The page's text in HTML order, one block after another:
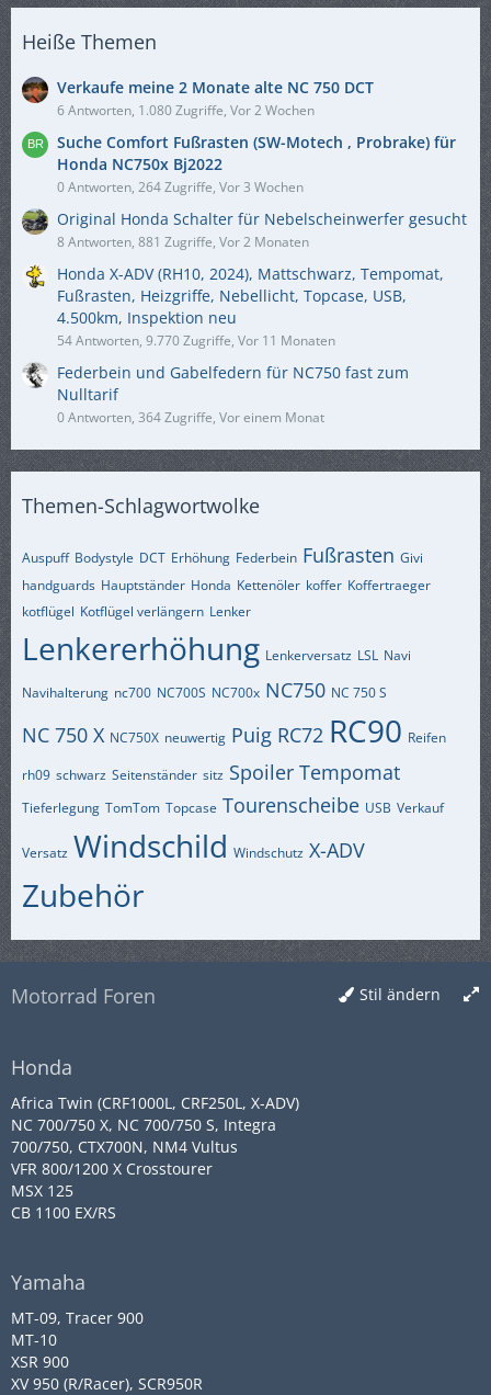
Heiße Themen
Verkaufe meine 2 Monate alte NC 750 DCT
6 Antworten, 1.080 Zugriffe, Vor 2 Wochen
Suche Comfort Fußrasten (SW-Motech , Probrake) für
Honda NC750x Bj2022
0 Antworten, 264 Zugriffe, Vor 3 Wochen
Original Honda Schalter für Nebelscheinwerfer gesucht
8 Antworten, 881 Zugriffe, Vor 2 Monaten
Honda X-ADV (RH10, 2024), Mattschwarz, Tempomat,
Fußrasten, Heizgriffe, Nebellicht, Topcase, USB,
4.500km, Inspektion neu
54 Antworten, 9.770 Zugriffe, Vor 11 Monaten
Federbein und Gabelfedern für NC750 fast zum
Nulltarif
0 Antworten, 364 Zugriffe, Vor einem Monat
Themen-Schlagwortwolke
Auspuff Bodystyle DCT Erhöhung Federbein Fußrasten Givi
handguards Hauptständer Honda Kettenöler koffer Koffertraeger
kotflügel Kotflügel verlängern Lenker
Lenkererhöhung Lenkerversatz LSL Navi
Navihalterung nc700 NC700S NC700x NC750 NC 750 S
NC 750 X NC750X neuwertig Puig RC72 RC90 Reifen
rh09 schwarz Seitenständer sitz Spoiler Tempomat
Tieferlegung TomTom Topcase Tourenscheibe USB Verkauf
Versatz Windschild Windschutz X-ADV
Zubehör
Stil ändern
Motorrad Foren
Honda
Africa Twin (CRF1000L, CRF250L, X-ADV)
NC 700/750 X, NC 700/750 S, Integra
700/750, CTX700N, NM4 Vultus
VFR 800/1200 X Crosstourer
MSX 125
CB 1100 EX/RS
Yamaha
MT-09, Tracer 900
MT-10
XSR 900
XV 950 (R/Racer), SCR950R